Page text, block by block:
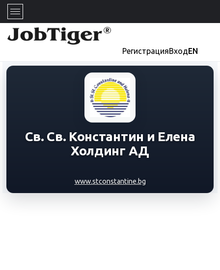
РегистрацияВходEN
Св. Св. Константин и Елена
Холдинг АД
www.stconstantine.bg